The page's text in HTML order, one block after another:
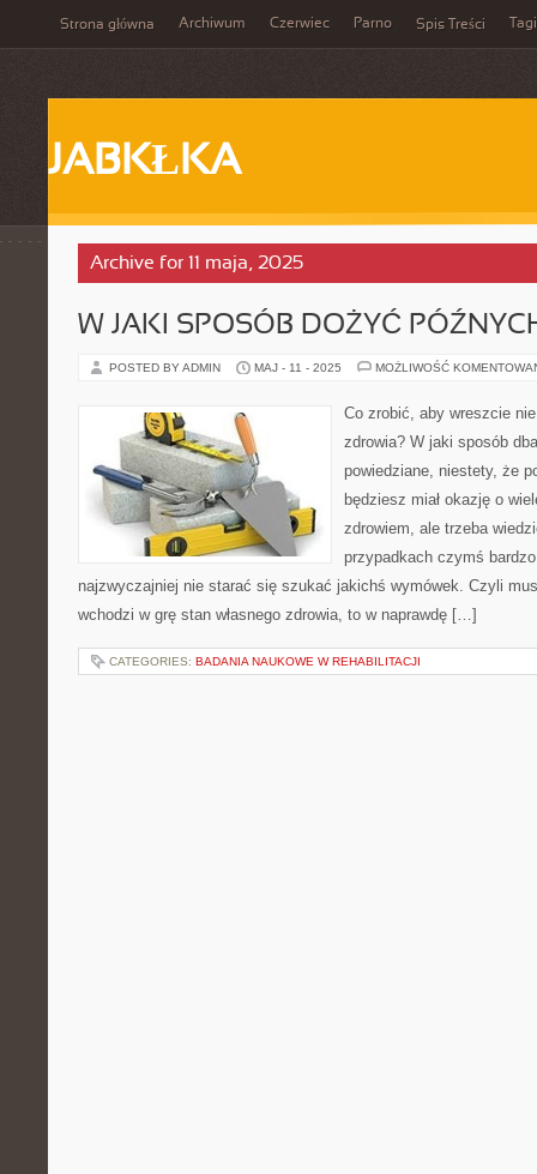
Strona główna Archiwum Czerwiec Parno Spis Treści Tagi
JABKŁKA
Archive for 11 maja, 2025
W JAKI SPOSÓB DOŻYĆ
POSTED BY ADMIN MAJ - 11 - 2025 MOŻLIWOŚĆ
Co zrobić, aby wreszcie
zdrowia? W jaki sposób
powiedziane, niestety, że
będziesz miał okazję o
zdrowiem, ale trzeba
przypadkach czymś
najzwyczajniej nie starać się szukać jakichś wymówek. Czyli
wchodzi w grę stan własnego zdrowia, to w naprawdę […]
CATEGORIES: BADANIA NAUKOWE W REHABILITACJI